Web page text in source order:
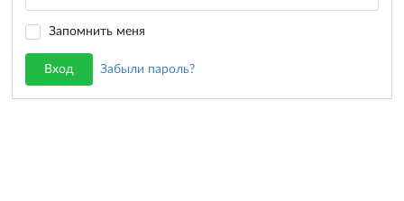
Запомнить меня
Вход Забыли пароль?